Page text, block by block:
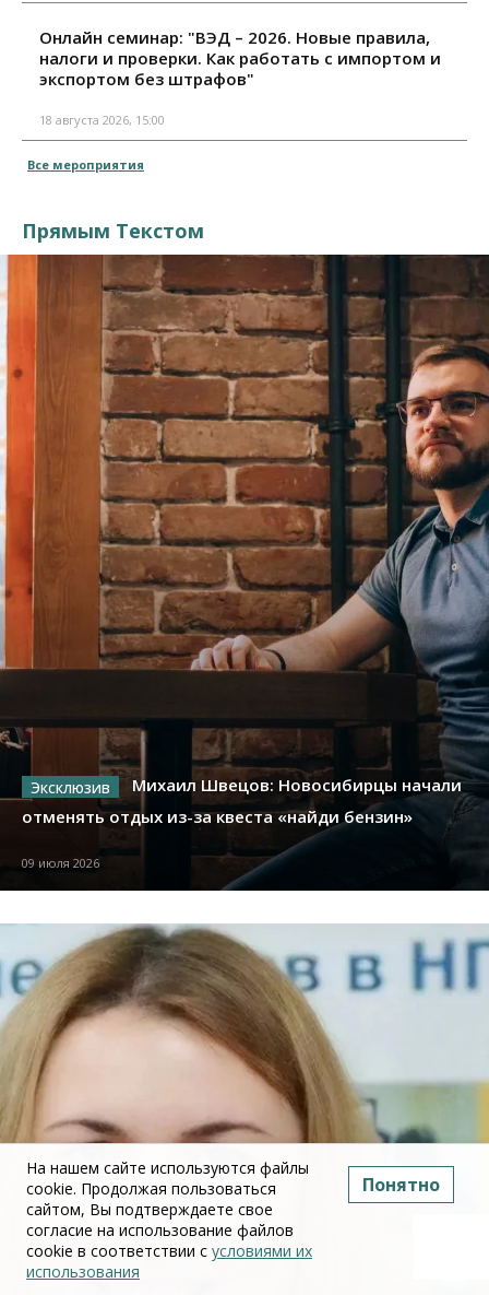
Онлайн семинар: "ВЭД – 2026. Новые правила,
налоги и проверки. Как работать с импортом и
экспортом без штрафов"
18 августа 2026, 15:00
Все мероприятия
Прямым Текстом
Михаил Швецов: Новосибирцы начали
отменять отдых из-за квеста «найди бензин»
09 июля 2026
На нашем сайте используются файлы
cookie. Продолжая пользоваться
сайтом, Вы подтверждаете свое
согласие на использование файлов
cookie в соответствии с условиями их
использования
Понятно